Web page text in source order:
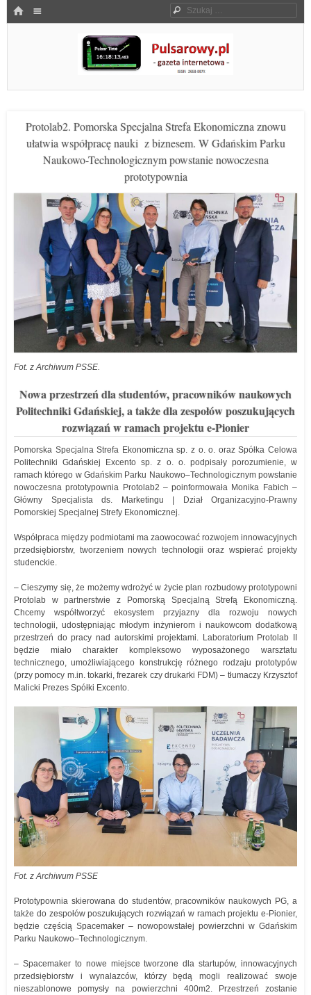
HOME Szukaj
Pulsarowy.pl
Protolab2. Pomorska Specjalna Strefa Ekonomiczna znowu
ułatwia współpracę nauki z biznesem. W Gdańskim Parku
Naukowo-Technologicznym powstanie nowoczesna
prototypownia
Fot. z Archiwum PSSE.
Nowa przestrzeń dla studentów, pracowników naukowych
Politechniki Gdańskiej, a także dla zespołów poszukujących
rozwiązań w ramach projektu e-Pionier
Pomorska Specjalna Strefa Ekonomiczna sp. z o. o. oraz Spółka Celowa
Politechniki Gdańskiej Excento sp. z o. o. podpisały porozumienie, w
ramach którego w Gdańskim Parku Naukowo–Technologicznym powstanie
nowoczesna prototypownia Protolab2 – poinformowała Monika Fabich –
Główny Specjalista ds. Marketingu | Dział Organizacyjno-Prawny
Pomorskiej Specjalnej Strefy Ekonomicznej.
Współpraca między podmiotami ma zaowocować rozwojem innowacyjnych
przedsiębiorstw, tworzeniem nowych technologii oraz wspierać projekty
studenckie.
– Cieszymy się, że możemy wdrożyć w życie plan rozbudowy prototypowni
Protolab w partnerstwie z Pomorską Specjalną Strefą Ekonomiczną.
Chcemy współtworzyć ekosystem przyjazny dla rozwoju nowych
technologii, udostępniając młodym inżynierom i naukowcom dodatkową
przestrzeń do pracy nad autorskimi projektami. Laboratorium Protolab II
będzie miało charakter kompleksowo wyposażonego warsztatu
technicznego, umożliwiającego konstrukcję różnego rodzaju prototypów
(przy pomocy m.in. tokarki, frezarek czy drukarki FDM) – tłumaczy Krzysztof
Malicki Prezes Spółki Excento.
Fot. z Archiwum PSSE
Prototypownia skierowana do studentów, pracowników naukowych PG, a
także do zespołów poszukujących rozwiązań w ramach projektu e-Pionier,
będzie częścią Spacemaker – nowopowstałej powierzchni w Gdańskim
Parku Naukowo–Technologicznym.
– Spacemaker to nowe miejsce tworzone dla startupów, innowacyjnych
przedsiębiorstw i wynalazców, którzy będą mogli realizować swoje
nieszablonowe pomysły na powierzchni 400m2. Przestrzeń zostanie